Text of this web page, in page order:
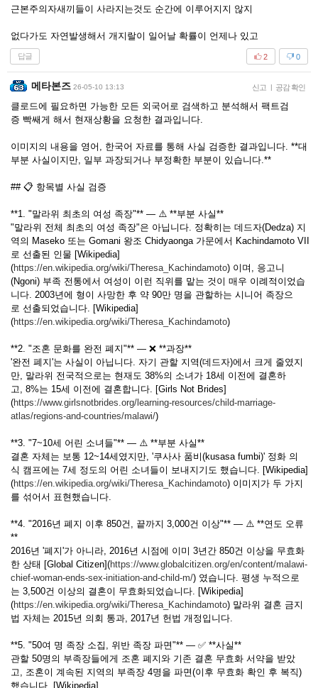
근본주의자새끼들이 사라지는것도 순간에 이루어지지 않지
없다가도 자연발생해서 개지랄이 일어날 확률이 언제나 있고
답글 0
2
메타본즈 26-05-10 13:13 신고 | 공감 확인
클로드에 필요하면 가능한 모든 외국어로 검색하고 분석해서 팩트검
증 빡쌔게 해서 현재상황을 요청한 결과입니다.
이미지의 내용을 영어, 한국어 자료를 통해 사실 검증한 결과입니다. **대
부분 사실이지만, 일부 과장되거나 부정확한 부분이 있습니다.**
## 📋 항목별 사실 검증
**1. "말라위 최초의 여성 족장"** — ⚠️ **부분 사실**
"말라위 전체 최초의 여성 족장"은 아닙니다. 정확히는 데드자(Dedza) 지
역의 Maseko 또는 Gomani 왕조 Chidyaonga 가문에서 Kachindamoto VII
로 선출된 인물 [Wikipedia]
(https://en.wikipedia.org/wiki/Theresa_Kachindamoto) 이며, 응고니
(Ngoni) 부족 전통에서 여성이 이런 직위를 맡는 것이 매우 이례적이었습
니다. 2003년에 형이 사망한 후 약 90만 명을 관할하는 시니어 족장으
로 선출되었습니다. [Wikipedia]
(https://en.wikipedia.org/wiki/Theresa_Kachindamoto)
**2. "조혼 문화를 완전 폐지"** — ❌ **과장**
'완전 폐지'는 사실이 아닙니다. 자기 관할 지역(데드자)에서 크게 줄였지
만, 말라위 전국적으로는 현재도 38%의 소녀가 18세 이전에 결혼하
고, 8%는 15세 이전에 결혼합니다. [Girls Not Brides]
(https://www.girlsnotbrides.org/learning-resources/child-marriage-
atlas/regions-and-countries/malawi/)
**3. "7~10세 어린 소녀들"** — ⚠️ **부분 사실**
결혼 자체는 보통 12~14세였지만, '쿠사사 품비(kusasa fumbi)' 정화 의
식 캠프에는 7세 정도의 어린 소녀들이 보내지기도 했습니다. [Wikipedia]
(https://en.wikipedia.org/wiki/Theresa_Kachindamoto) 이미지가 두 가지
를 섞어서 표현했습니다.
**4. "2016년 폐지 이후 850건, 끝까지 3,000건 이상"** — ⚠️ **연도 오류
**
2016년 '폐지'가 아니라, 2016년 시점에 이미 3년간 850건 이상을 무효화
한 상태 [Global Citizen](https://www.globalcitizen.org/en/content/malawi-
chief-woman-ends-sex-initiation-and-child-m/) 였습니다. 평생 누적으로
는 3,500건 이상의 결혼이 무효화되었습니다. [Wikipedia]
(https://en.wikipedia.org/wiki/Theresa_Kachindamoto) 말라위 결혼 금지
법 자체는 2015년 의회 통과, 2017년 헌법 개정입니다.
**5. "50여 명 족장 소집, 위반 족장 파면"** — ✅ **사실**
관할 50명의 부족장들에게 조혼 폐지와 기존 결혼 무효화 서약을 받았
고, 조혼이 계속된 지역의 부족장 4명을 파면(이후 무효화 확인 후 복직)
했습니다. [Wikipedia]